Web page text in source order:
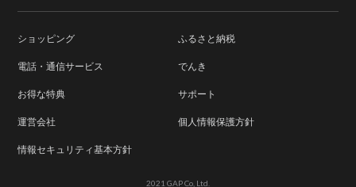
ショッピング ふるさと納税
電話・通信サービス でんき
お得な特典 サポート
運営会社 個人情報保護方針
情報セキュリティ基本方針
2021 GAP Co, Ltd.